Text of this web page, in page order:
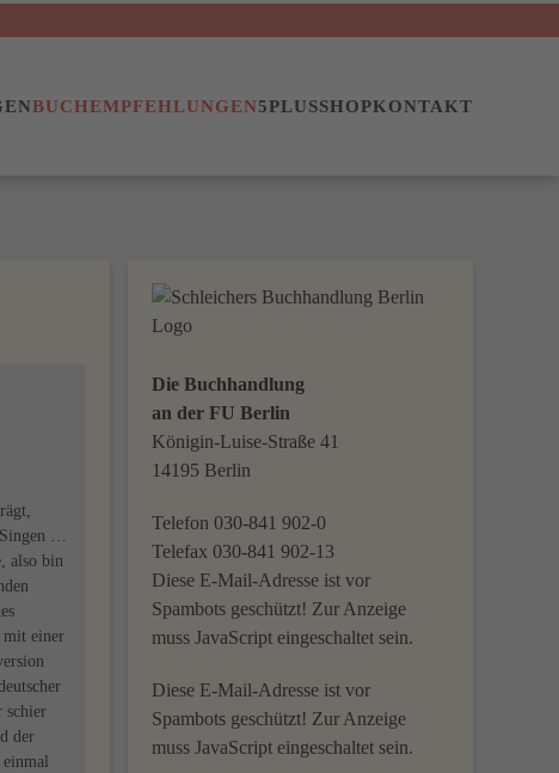
BUCHEMPFEHLUNGEN5PLUSSHOPKONTAKT
…
also bin
mit einer
schier
der
Die Buchhandlung
an der FU Berlin
Königin-Luise-Straße 41
14195 Berlin
Telefon 030-841 902-0
Telefax 030-841 902-13
Diese E-Mail-Adresse ist vor
Spambots geschützt! Zur Anzeige
muss JavaScript eingeschaltet sein.
Diese E-Mail-Adresse ist vor
Spambots geschützt! Zur Anzeige
muss JavaScript eingeschaltet sein.